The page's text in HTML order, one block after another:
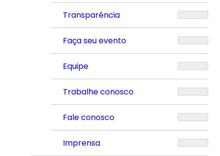
Transparência
Faça seu evento
Equipe
Trabalhe conosco
Fale conosco
Imprensa